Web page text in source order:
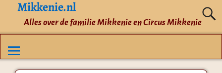
Mikkenie.nl
Alles over de familie Mikkenie en Circus Mikkenie